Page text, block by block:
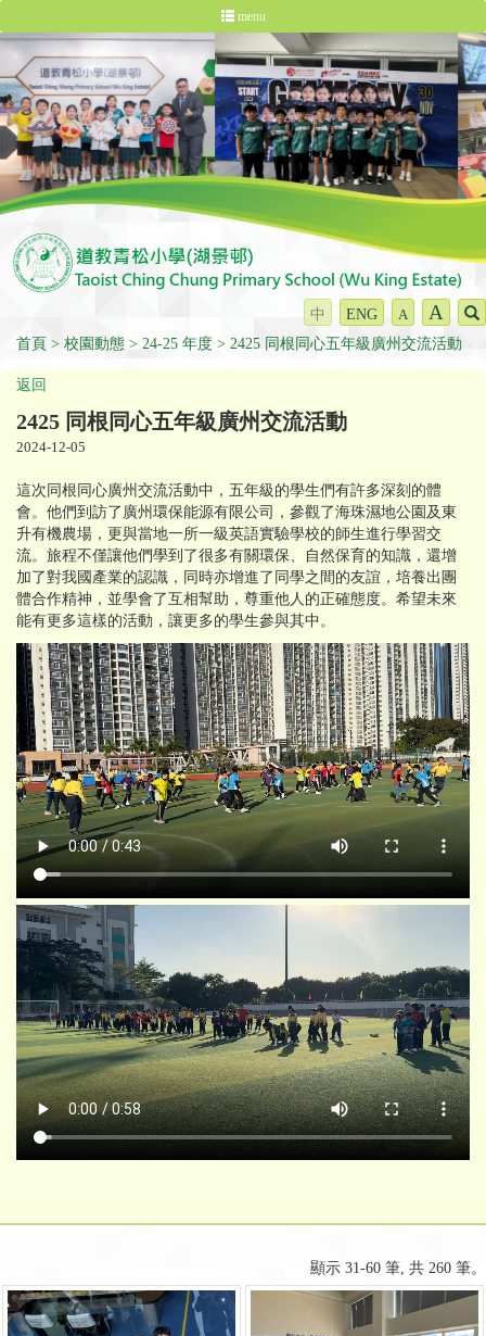
menu
中 ENG A A
首頁 校園動態 24-25 年度 2425 同根同心五年級廣州交流活動
返回
2425 同根同心五年級廣州交流活動
2024-12-05
這次同根同心廣州交流活動中，五年級的學生們有許多深刻的體
會。他們到訪了廣州環保能源有限公司，參觀了海珠濕地公園及東
升有機農場，更與當地一所一級英語實驗學校的師生進行學習交
流。旅程不僅讓他們學到了很多有關環保、自然保育的知識，還增
加了對我國產業的認識，同時亦增進了同學之間的友誼，培養出團
體合作精神，並學會了互相幫助，尊重他人的正確態度。希望未來
能有更多這樣的活動，讓更多的學生參與其中。
顯示 31-60 筆, 共 260 筆。